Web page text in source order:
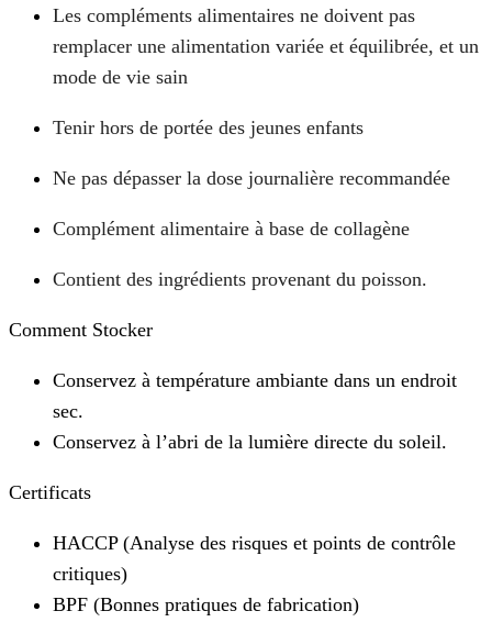
Les compléments alimentaires ne doivent pas
remplacer une alimentation variée et équilibrée, et un
mode de vie sain
Tenir hors de portée des jeunes enfants
Ne pas dépasser la dose journalière recommandée
Complément alimentaire à base de collagène
Contient des ingrédients provenant du poisson.
Comment Stocker
Conservez à température ambiante dans un endroit
sec.
Conservez à l’abri de la lumière directe du soleil.
Certificats
HACCP (Analyse des risques et points de contrôle
critiques)
BPF (Bonnes pratiques de fabrication)